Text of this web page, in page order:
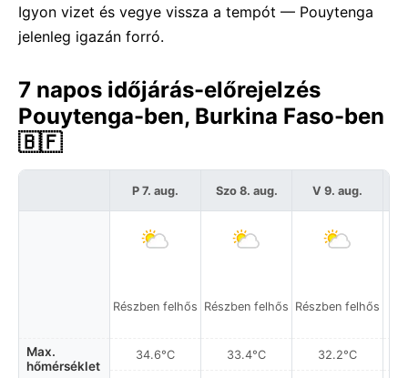
Igyon vizet és vegye vissza a tempót — Pouytenga
jelenleg igazán forró.
7 napos időjárás-előrejelzés
Pouytenga-ben, Burkina Faso-ben
🇧🇫
Max.
hőmérséklet
P 7. aug.
Részben felhős
34.6°C
Szo 8. aug.
Részben felhős
33.4°C
V 9. aug.
Részben felhős
32.2°C